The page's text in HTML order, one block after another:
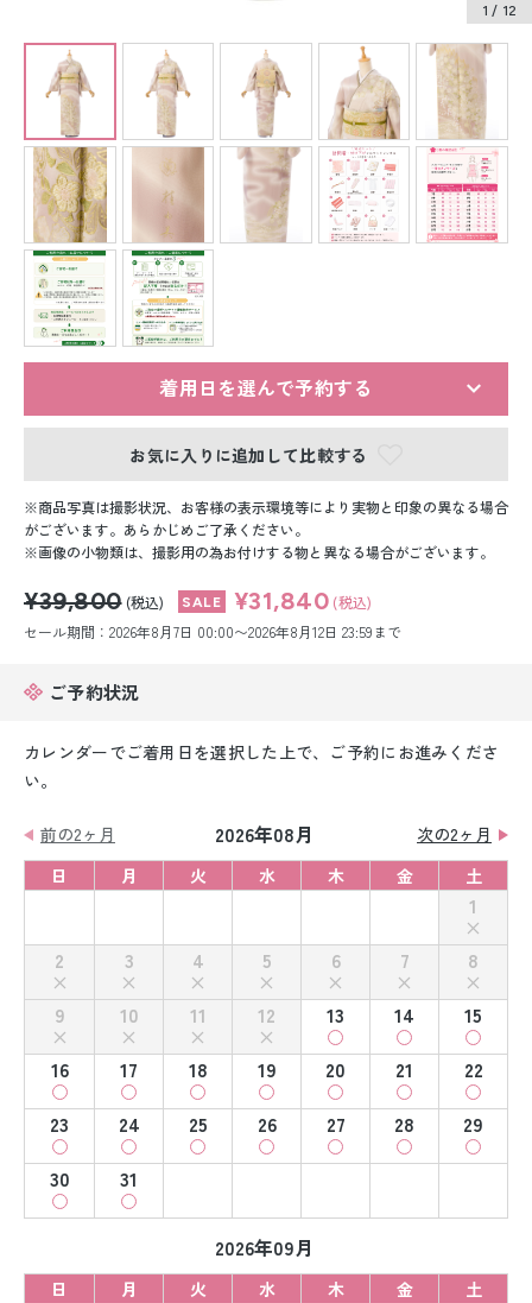
ジュニア着物レンタル
ジュニア洋装レンタル
ベビー洋装レンタル
紋付袴レンタル
留袖レンタル
男性礼装レンタル
白無垢&紋付袴レンタル
引き振袖レンタル
小物販売品
1 / 12
着用日を選んで予約する
お気に入りに追加して比較する
商品写真は撮影状況、お客様の表示環境等により実物と印象の異なる場合
がございます。あらかじめご了承ください。
画像の小物類は、撮影用の為お付けする物と異なる場合がございます。
¥39,800 (税込) ¥31,840 (税込)
セール期間：2026年8月7日 00:00〜2026年8月12日 23:59まで
ご予約状況
カレンダーでご着用日を選択した上で、ご予約にお進みくださ
い。
前の2ヶ月 2026年08月
次の2ヶ月
日
月 火 水 木 金 土
1
2
3 4 5 6 7
8
9
10 11 12 13 14
15
16
17 18 19 20 21
22
23
24 25 26 27 28
29
30
31
2026年09月
日 月 火 水 木 金 土